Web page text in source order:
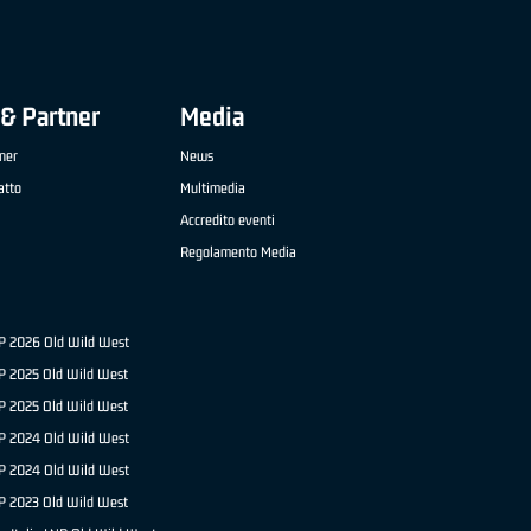
Partner Media
News
Multimedia
Accredito eventi
Regolamento Media
2026 Old Wild West
2025 Old Wild West
2025 Old Wild West
2024 Old Wild West
2024 Old Wild West
2023 Old Wild West